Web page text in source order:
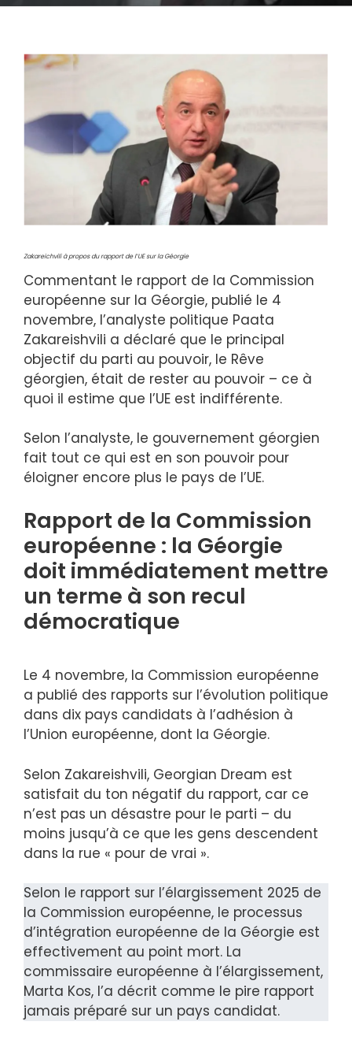
Zakareichvili à propos du rapport de l’UE sur la Géorgie
Commentant le rapport de la Commission
européenne sur la Géorgie, publié le 4
novembre, l’analyste politique Paata
Zakareishvili a déclaré que le principal
objectif du parti au pouvoir, le Rêve
géorgien, était de rester au pouvoir – ce à
quoi il estime que l’UE est indifférente.
Selon l’analyste, le gouvernement géorgien
fait tout ce qui est en son pouvoir pour
éloigner encore plus le pays de l’UE.
Rapport de la Commission
européenne : la Géorgie
doit immédiatement mettre
un terme à son recul
démocratique
Le 4 novembre, la Commission européenne
a publié des rapports sur l’évolution politique
dans dix pays candidats à l’adhésion à
l’Union européenne, dont la Géorgie.
Selon Zakareishvili, Georgian Dream est
satisfait du ton négatif du rapport, car ce
n’est pas un désastre pour le parti – du
moins jusqu’à ce que les gens descendent
dans la rue « pour de vrai ».
Selon le rapport sur l’élargissement 2025 de
la Commission européenne, le processus
d’intégration européenne de la Géorgie est
effectivement au point mort. La
commissaire européenne à l’élargissement,
Marta Kos, l’a décrit comme le pire rapport
jamais préparé sur un pays candidat.